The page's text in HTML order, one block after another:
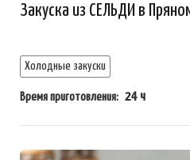
Закуска из СЕЛЬДИ в
Холодные закуски
Время приготовления: 24 ч